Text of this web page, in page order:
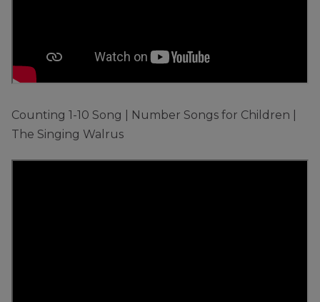
Counting 1-10 Song | Number Songs for Children |
The Singing Walrus